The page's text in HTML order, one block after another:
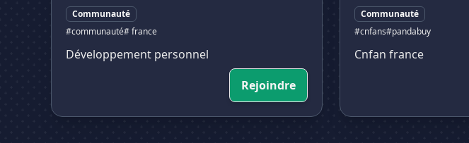
Communauté
#communauté# france
Développement personnel
Rejoindre
Communauté
#cnfans#pandabuy
Cnfan france